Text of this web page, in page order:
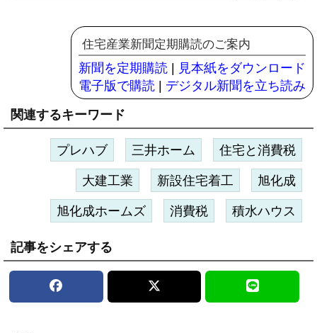
住宅産業新聞定期購読のご案内
新聞を定期購読 | 見本紙をダウンロード
電子版で購読 | デジタル新聞を立ち読み
関連するキーワード
プレハブ 三井ホーム 住宅と消費税
大建工業 新設住宅着工 旭化成
旭化成ホームズ 消費税 積水ハウス
記事をシェアする